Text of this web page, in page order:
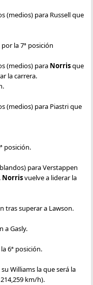
(medios) para Russell que
la 7ª posición
(medios) para Norrisque
la carrera.
(medios) para Piastri que
posición.
para Verstappen
Norrisvuelve a liderar la
tras superar a Lawson.
a Gasly.
6ª posición.
Williams la que será la
km/h).